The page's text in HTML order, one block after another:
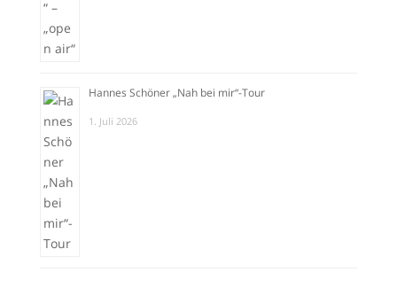
Hannes Schöner „Nah bei mir“-Tour
1. Juli 2026